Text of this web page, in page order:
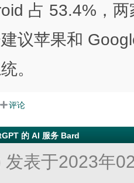
占 53.4%，
议苹果和
。
评论
的 AI 服务 Bard
发表于2023年